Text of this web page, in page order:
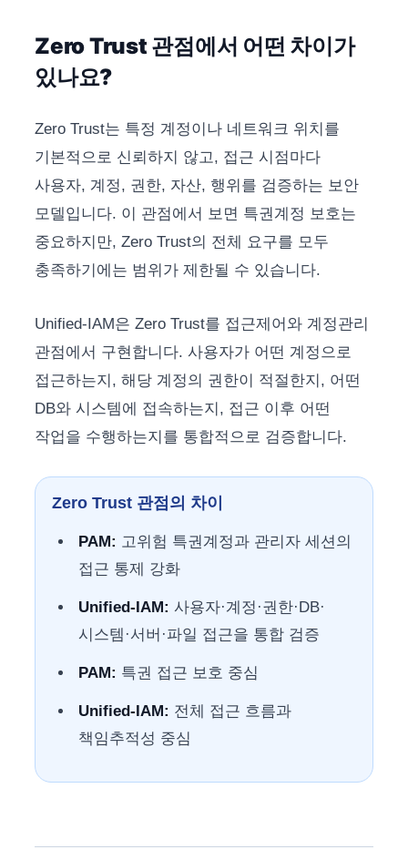
Zero Trust 관점에서 어떤 차이가
있나요?
Zero Trust는 특정 계정이나 네트워크 위치를
기본적으로 신뢰하지 않고, 접근 시점마다
사용자, 계정, 권한, 자산, 행위를 검증하는 보안
모델입니다. 이 관점에서 보면 특권계정 보호는
중요하지만, Zero Trust의 전체 요구를 모두
충족하기에는 범위가 제한될 수 있습니다.
Unified-IAM은 Zero Trust를 접근제어와 계정관리
관점에서 구현합니다. 사용자가 어떤 계정으로
접근하는지, 해당 계정의 권한이 적절한지, 어떤
DB와 시스템에 접속하는지, 접근 이후 어떤
작업을 수행하는지를 통합적으로 검증합니다.
Zero Trust 관점의 차이
PAM: 고위험 특권계정과 관리자 세션의
접근 통제 강화
Unified-IAM: 사용자·계정·권한·DB·
시스템·서버·파일 접근을 통합 검증
PAM: 특권 접근 보호 중심
Unified-IAM: 전체 접근 흐름과
책임추적성 중심